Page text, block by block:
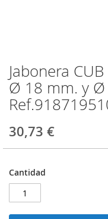
Jabonera
Ø 18 mm. y Ø
30,73 €
Cantidad
Saltar
al
comienzo
de
galería
de
imágenes